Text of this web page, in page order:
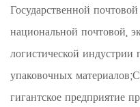
Государственной
национальной почтовой,
логистической индустрии
упаковочных
гигантское предприятие